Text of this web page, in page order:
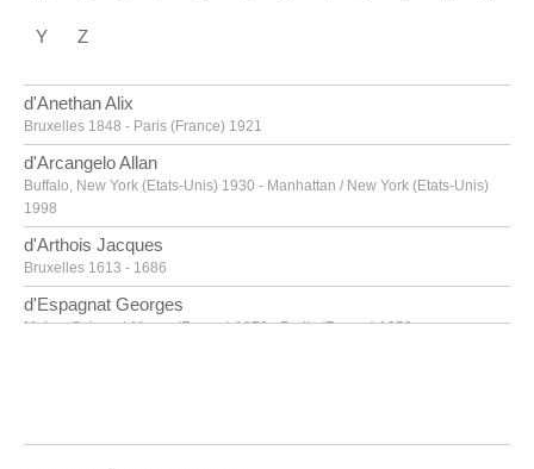
Y Z
d'Anethan Alix
Bruxelles 1848 - Paris (France) 1921
d'Arcangelo Allan
Buffalo, New York (Etats-Unis) 1930 - Manhattan / New York (Etats-Unis)
1998
d'Arthois Jacques
Bruxelles 1613 - 1686
d'Espagnat Georges
Melun, Seine-et-Marne (France) 1870 - Parijs (France) 1950
Grammont 1921 - Bruges 1996